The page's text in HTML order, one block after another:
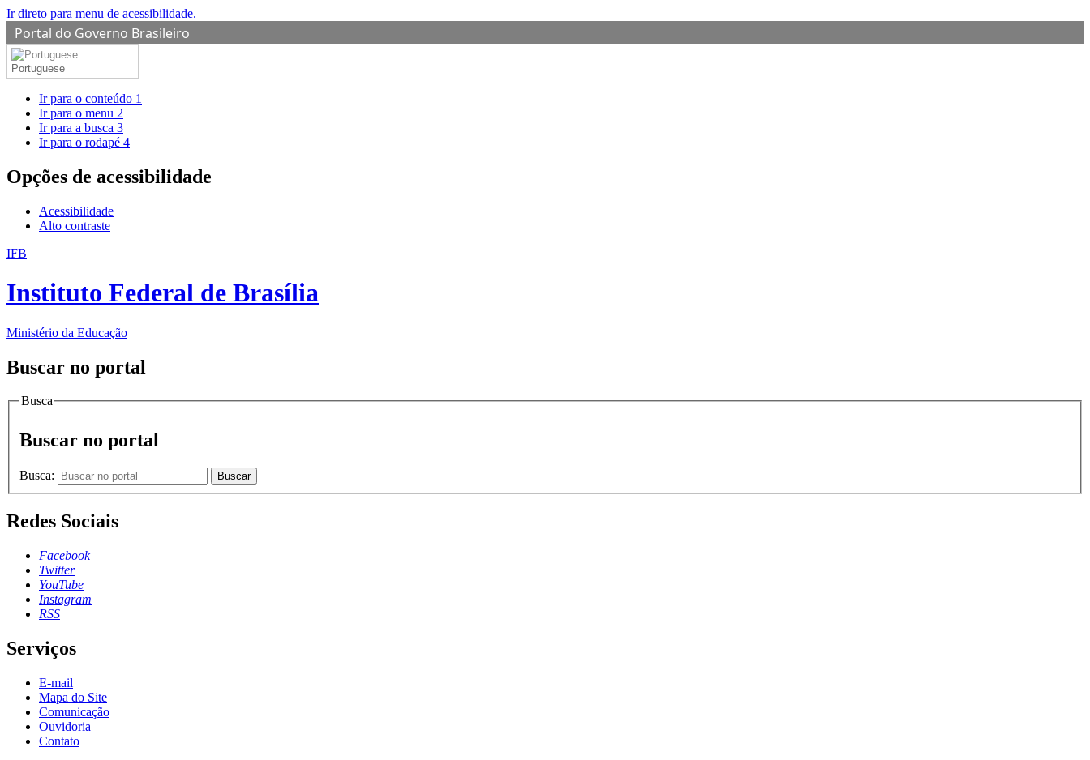
Ir direto para menu de acessibilidade.
Portal do Governo Brasileiro
Portuguese
Ir para o conteúdo 1
Ir para o menu 2
Ir para a busca 3
Ir para o rodapé 4
Opções de acessibilidade
Acessibilidade
Alto contraste
IFB
Instituto Federal de Brasília
Ministério da Educação
Buscar no portal
Busca
Buscar no portal
Busca: Buscar
Redes Sociais
Facebook
Twitter
YouTube
Instagram
RSS
Serviços
E-mail
Mapa do Site
Comunicação
Ouvidoria
Contato